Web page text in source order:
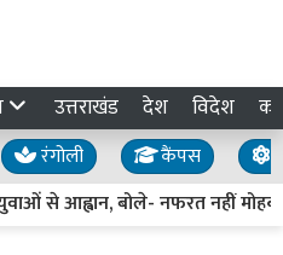
उत्तराखंड देश विदेश
रंगोली कैंपस
से आह्वान, बोले- नफरत नहीं